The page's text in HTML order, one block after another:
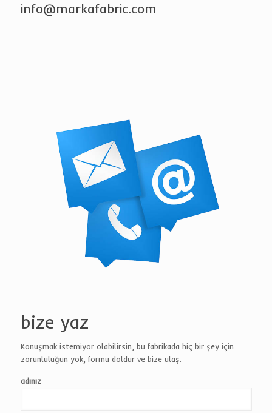
info@markafabric.com
bize yaz
Konuşmak istemiyor olabilirsin, bu fabrikada hiç bir şey için
zorunluluğun yok, formu doldur ve bize ulaş.
adınız